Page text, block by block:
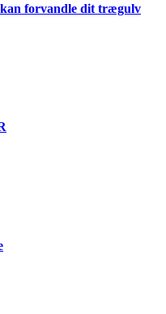
forvandle dit trægulv